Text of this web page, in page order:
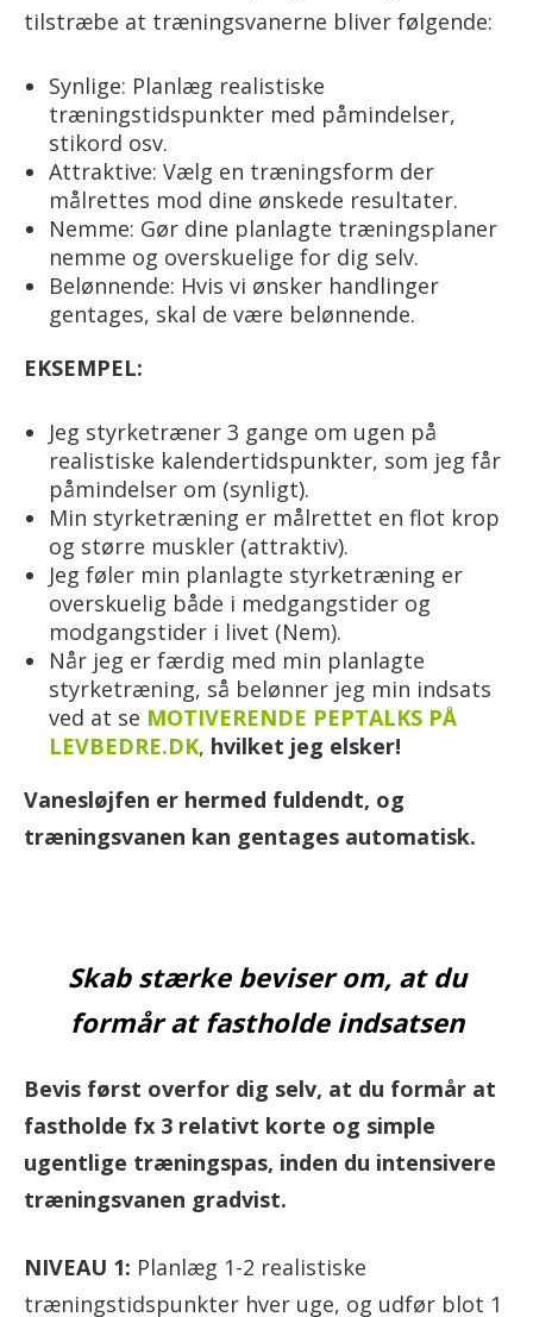
tilstræbe at træningsvanerne bliver følgende:
Synlige: Planlæg realistiske
træningstidspunkter med påmindelser,
stikord osv.
Attraktive: Vælg en træningsform der
målrettes mod dine ønskede resultater.
Nemme: Gør dine planlagte træningsplaner
nemme og overskuelige for dig selv.
Belønnende: Hvis vi ønsker handlinger
gentages, skal de være belønnende.
EKSEMPEL:
Jeg styrketræner 3 gange om ugen på
realistiske kalendertidspunkter, som jeg får
påmindelser om (synligt).
Min styrketræning er målrettet en flot krop
og større muskler (attraktiv).
Jeg føler min planlagte styrketræning er
overskuelig både i medgangstider og
modgangstider i livet (Nem).
Når jeg er færdig med min planlagte
styrketræning, så belønner jeg min indsats
ved at se MOTIVERENDE PEPTALKS PÅ
LEVBEDRE.DK, hvilket jeg elsker!
Vanesløjfen er hermed fuldendt, og
træningsvanen kan gentages automatisk.
Skab stærke beviser om, at du
formår at fastholde indsatsen
Bevis først overfor dig selv, at du formår at
fastholde fx 3 relativt korte og simple
ugentlige træningspas, inden du intensivere
træningsvanen gradvist.
NIVEAU 1: Planlæg 1-2 realistiske
træningstidspunkter hver uge, og udfør blot 1